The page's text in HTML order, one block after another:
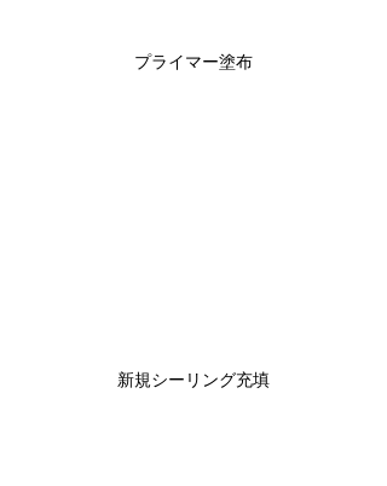
プライマー塗布
新規シーリング充填